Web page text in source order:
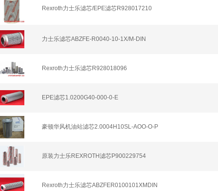
Rexroth力士乐滤芯/EPE滤芯R928017210
力士乐滤芯ABZFE-R0040-10-1X/M-DIN
Rexroth力士乐滤芯R928018096
EPE滤芯1.0200G40-000-0-E
豪顿华风机油站滤芯2.0004H10SL-AOO-O-P
原装力士乐REXROTH滤芯P900229754
Rexroth力士乐滤芯ABZFER0100101XMDIN